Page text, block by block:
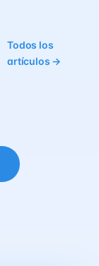
Todos los
artículos →